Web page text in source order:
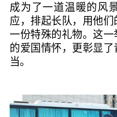
成为了一道温暖的风
应，排起长队，用他
一份特殊的礼物。这
的爱国情怀，更彰显
当。